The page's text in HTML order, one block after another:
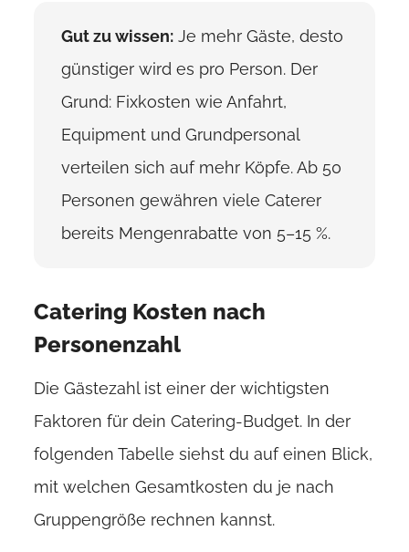
Gut zu wissen:Je mehr Gäste, desto
günstiger wird es pro Person. Der
Grund: Fixkosten wie Anfahrt,
Equipment und Grundpersonal
verteilen sich auf mehr Köpfe. Ab 50
Personen gewähren viele Caterer
bereits Mengenrabatte von 5–15 %.
Catering Kosten nach
Personenzahl
Die Gästezahl ist einer der wichtigsten
Faktoren für dein Catering-Budget. In der
folgenden Tabelle siehst du auf einen Blick,
mit welchen Gesamtkosten du je nach
Gruppengröße rechnen kannst.